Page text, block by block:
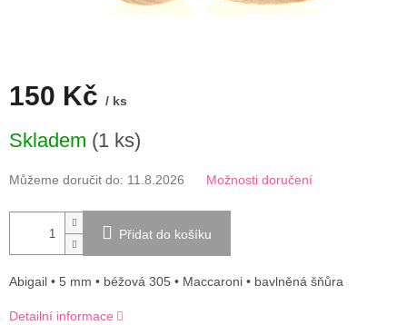
150 Kč / ks
cena:
Skladem (1 ks)
Můžeme doručit do: 11.8.2026 Možnosti doručení
Přidat do košíku
Abigail • 5 mm • béžová 305 • Maccaroni • bavlněná šňůra
Detailní informace